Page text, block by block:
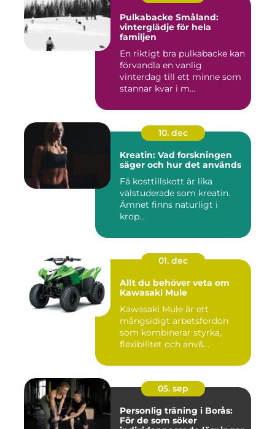
Pulkabacke Småland:
vinterglädje för hela
familjen
En riktigt bra pulkabacke kan
förvandla en vanlig
vinterdag till ett minne som
stannar kvar i m...
10. dec
Kreatin: Vad forskningen
säger och hur det används
Få kosttillskott är lika
välstuderade som kreatin.
Ämnet finns naturligt i
krop...
01. dec
Allt du behöver veta om
Kawasaki Mule
Kawasaki Mule är ett
mångsidigt arbetsfordon
som kombinerar styrka,
flexibilitet och anv&...
05. sep
Personlig träning i Borås:
För de som söker